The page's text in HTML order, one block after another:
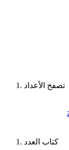
تصفح الأعداد
كتاب العدد